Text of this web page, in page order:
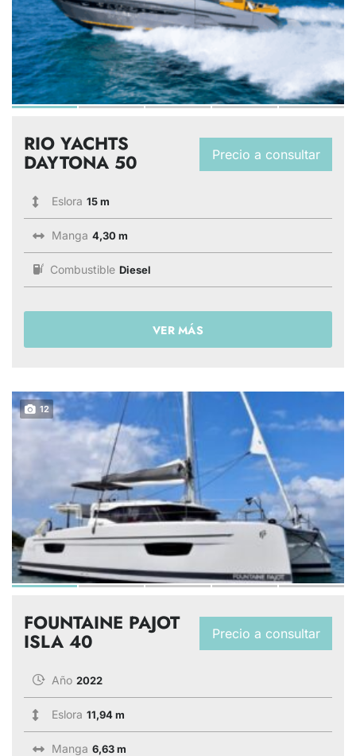
Precio a consultar
RIO YACHTS
DAYTONA 50
Eslora 15 m
Manga 4,30 m
Combustible Diesel
VER MÁS
12
Precio a consultar
FOUNTAINE PAJOT
ISLA 40
Año 2022
Eslora 11,94 m
Manga 6,63 m